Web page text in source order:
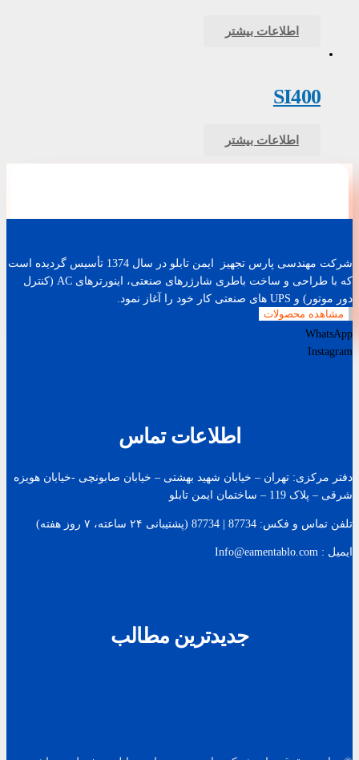
اطلاعات بیشتر
SI400
اطلاعات بیشتر
مشاهده محصولات
شرکت مهندسی پارس تجهیز ایمن تابلو در سال 1374 تأسیس گردیده است
که با طراحی و ساخت باطری شارژرهای صنعتی، اینورترهای AC (کنترل
دور موتور) و UPS های صنعتی کار خود را آغاز نمود.
WhatsApp
Instagram
اطلاعات تماس
دفتر مرکزی: تهران – خیابان شهید بهشتی – خیابان صابونچی -خیابان هويزه
شرقی – پلاک 119 – ساختمان ایمن تابلو
تلفن تماس و فکس: 87734 | 87734 (پشتیبانی ۲۴ ساعته، ۷ روز هفته)
ایمیل : Info@eamentablo.com
جدیدترین مطالب